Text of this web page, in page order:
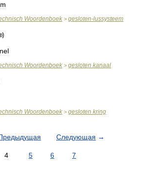
Woordenboek > gesloten-lussysteem
Woordenboek > gesloten kanaal
Woordenboek > gesloten kring
Следующая →
4 5 6 7